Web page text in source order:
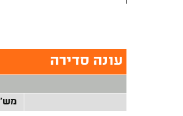
עונה סדירה
מש'